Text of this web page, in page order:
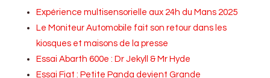
Expérience multisensorielle aux 24h du Mans 2025
Le Moniteur Automobile fait son retour dans les
kiosques et maisons de la presse
Essai Abarth 600e : Dr Jekyll & Mr Hyde
Essai Fiat : Petite Panda devient Grande